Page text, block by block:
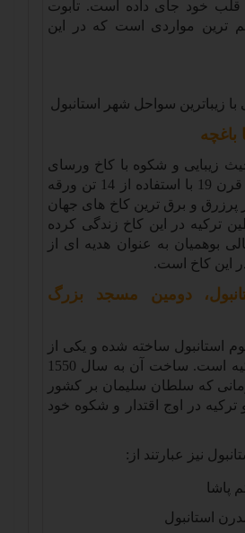
خود جای داده است. تابوت
ترین مواردی است که در این
با زیباترین سواحل شهر استانبول
باغچه
زیبایی و شکوه با کاخ ورسای
مقایسه کرد. این کاخ در قرن 19 با استفاده از 14 تن ورقه
و برق ترین کاخ های جهان
ترکیه در این کاخ زندگی کرده
بوهمیان به عنوان هدیه ای از
این کاخ است.
دومین مسجد بزرگ
استانبول ساخته شده و یکی از
باشکوه ترین مساجد ترکیه است. ساخت آن به سال 1550
که سلطان سلیمان بر کشور
در اوج اقتدار و شکوه خود
نیز عبارتند از :
پاشا
استانبول